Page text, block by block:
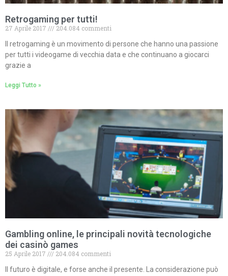
Retrogaming per tutti!
27 Aprile 2017
204.084 commenti
Il retrogaming è un movimento di persone che hanno una passione
per tutti i videogame di vecchia data e che continuano a giocarci
grazie a
Leggi Tutto »
Gambling online, le principali novità tecnologiche
dei casinò games
25 Aprile 2017
204.084 commenti
Il futuro è digitale, e forse anche il presente. La considerazione può